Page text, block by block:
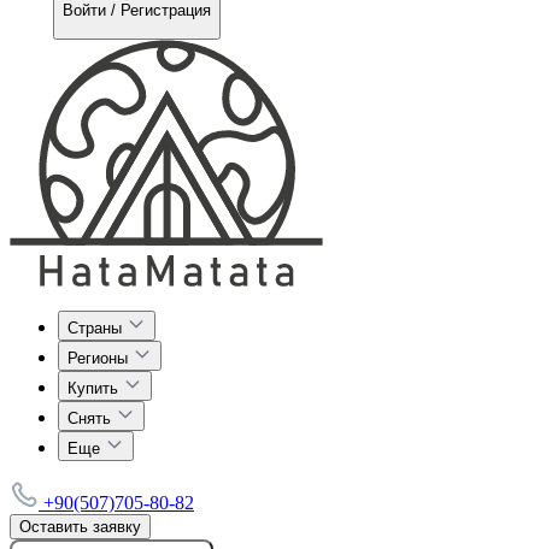
Войти / Регистрация
Страны
Регионы
Купить
Снять
Еще
+90(507)705-80-82
Оставить заявку